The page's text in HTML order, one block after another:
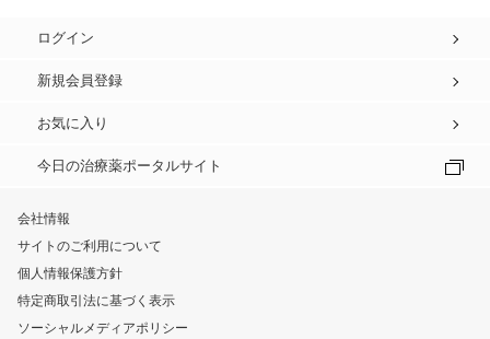
ログイン
新規会員登録
お気に入り
今日の治療薬ポータルサイト
会社情報
サイトのご利用について
個人情報保護方針
特定商取引法に基づく表示
ソーシャルメディアポリシー